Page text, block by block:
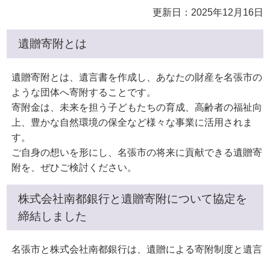
更新日：2025年12月16日
遺贈寄附とは
遺贈寄附とは、遺言書を作成し、あなたの財産を名張市の
ような団体へ寄附することです。
寄附金は、未来を担う子どもたちの育成、高齢者の福祉向
上、豊かな自然環境の保全など様々な事業に活用されま
す。
ご自身の想いを形にし、名張市の将来に貢献できる遺贈寄
附を、ぜひご検討ください。
株式会社南都銀行と遺贈寄附について協定を
締結しました
名張市と株式会社南都銀行は、遺贈による寄附制度と遺言